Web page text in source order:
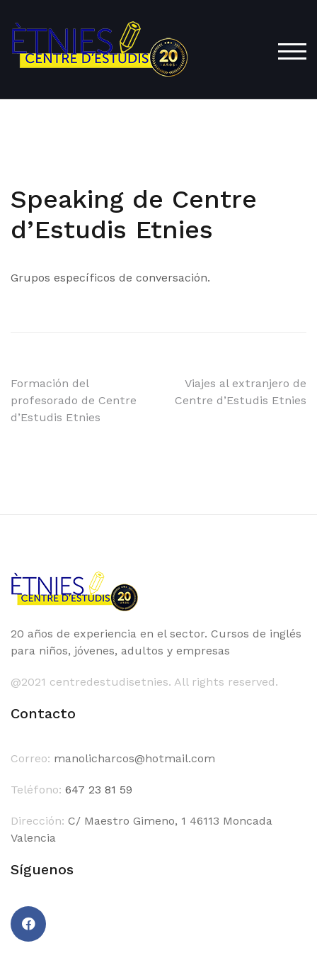
contenido
Speaking de Centre
d’Estudis Etnies
Grupos específicos de conversación.
Navegación
de
Formación del
profesorado de Centre
d’Estudis Etnies
Viajes al extranjero de
Centre d’Estudis Etnies
20 años de experiencia en el sector. Cursos de inglés
para niños, jóvenes, adultos y empresas
@2021 centredestudisetnies. All rights reserved.
Contacto
Correo: manolicharcos@hotmail.com
Teléfono: 647 23 81 59
Dirección: C/ Maestro Gimeno, 1 46113 Moncada
Valencia
Síguenos